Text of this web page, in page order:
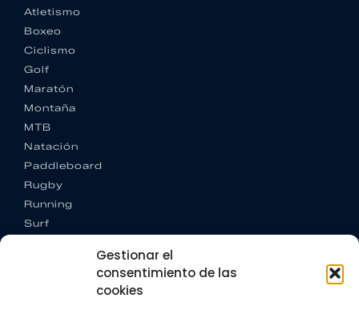
Gestionar el
consentimiento de las
cookies
Atletismo
Boxeo
Ciclismo
Golf
Maratón
Montaña
MTB
Natación
Paddleboard
Rugby
Running
Surf
CONTACTO